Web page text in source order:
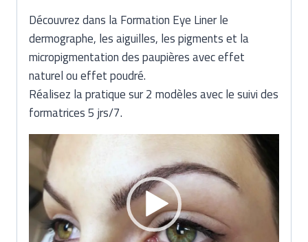
Découvrez dans la Formation Eye Liner le
dermographe, les aiguilles, les pigments et la
micropigmentation des paupières avec effet
naturel ou effet poudré.
Réalisez la pratique sur 2 modèles avec le suivi des
formatrices 5 jrs/7.
L
e
c
e